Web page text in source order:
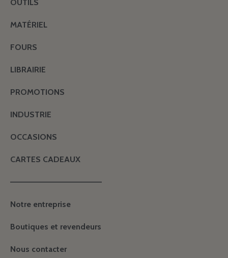
OUTILS
MATÉRIEL
FOURS
LIBRAIRIE
PROMOTIONS
INDUSTRIE
OCCASIONS
CARTES CADEAUX
———————————————
Notre entreprise
Boutiques et revendeurs
Nous contacter